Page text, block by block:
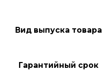
Вид выпуска товара
Гарантийный срок